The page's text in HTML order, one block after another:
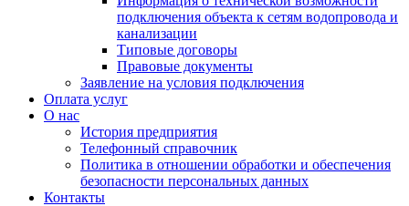
подключения объекта к сетям водопровода и
канализации
Типовые договоры
Правовые документы
Заявление на условия подключения
Оплата услуг
О нас
История предприятия
Телефонный справочник
Политика в отношении обработки и обеспечения
безопасности персональных данных
Контакты